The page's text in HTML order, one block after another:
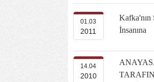
01.03
2011
Kafka'nın
İnsanına
14.04
2010